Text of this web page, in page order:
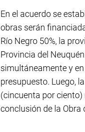
En el acuerdo se
obras serán
Río Negro 50%, la
Provincia del
simultáneamente y
presupuesto. Luego,
(cincuenta por
conclusión de la